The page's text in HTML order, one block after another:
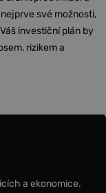
své možnosti,
investiční plán by
rizikem a
a ekonomice.